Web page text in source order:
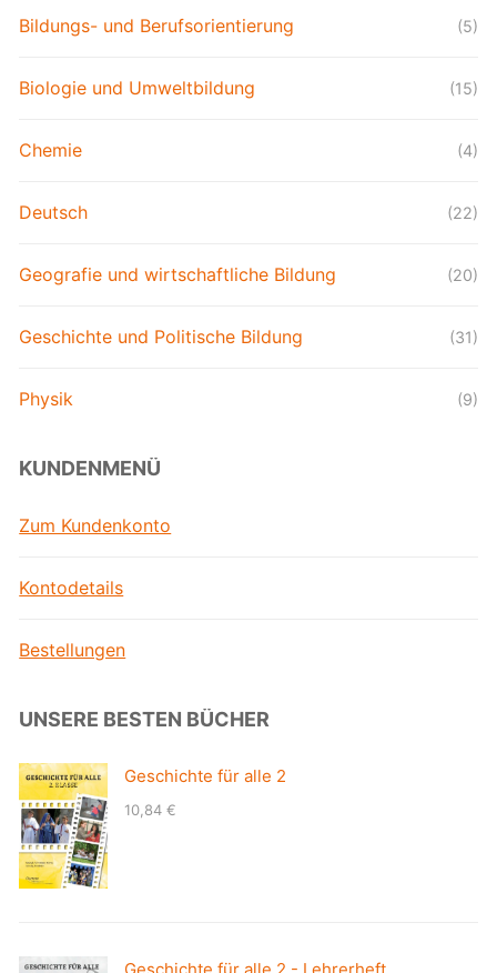
Bildungs- und Berufsorientierung (5)
Biologie und Umweltbildung (15)
Chemie (4)
Deutsch (22)
Geografie und wirtschaftliche Bildung (20)
Geschichte und Politische Bildung (31)
Physik (9)
KUNDENMENÜ
Zum Kundenkonto
Kontodetails
Bestellungen
UNSERE BESTEN BÜCHER
Geschichte für alle 2
10,84€